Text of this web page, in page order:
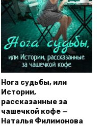
Нога судьбы, или
Истории,
рассказанные за
чашечкой кофе —
Наталья Филимонова